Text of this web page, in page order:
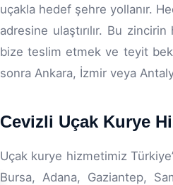
uçakla hedef şehre yollanır.
adresine ulaştırılır. Bu
bize teslim etmek ve teyit
sonra Ankara, İzmir veya
Cevizli Uçak Kurye
Uçak kurye hizmetimiz
Bursa, Adana, Gaziantep,